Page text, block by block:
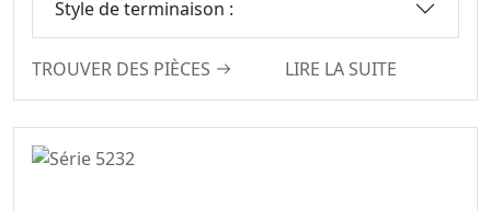
Style de terminaison :
TROUVER DES PIÈCES LIRE LA SUITE